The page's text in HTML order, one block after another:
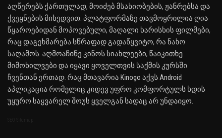
აღწერებს ქართულად, მოიძებ მსახიობების, ჟანრებსა და
ქვეყნების მიხედვით. პლატფორმაზე თავმოყრილია ღია
წყაროებიდან მოპოვებული, მაღალი ხარისხის ფილმები,
რაც დაგეხმარება სწრაფად გადაწყვიტო, რა ნახო
საღამოს. აღმოაჩინე კინოს სიახლეები, წაიკითხე
მიმოხილვები და იყავი ყოველთვის საქმის კურსში
ჩვენთან ერთად. რაც მთავარია Kinogo აქვს Android
აპლიკაცია რომელიც კიდევ უფრო კომფორტულს ხდის
უყურო საყვარელ შოუს ყველგან სადაც არ უნდაიყო.